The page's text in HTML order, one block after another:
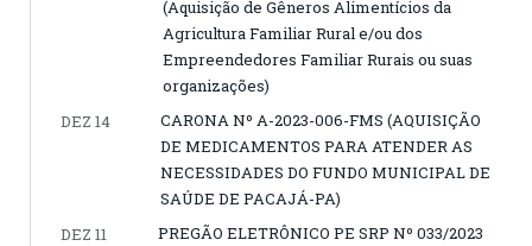
(Aquisição de Gêneros Alimentícios da
Agricultura Familiar Rural e/ou dos
Empreendedores Familiar Rurais ou suas
organizações)
DEZ 14
CARONA Nº A-2023-006-FMS (AQUISIÇÃO
DE MEDICAMENTOS PARA ATENDER AS
NECESSIDADES DO FUNDO MUNICIPAL DE
SAÚDE DE PACAJÁ-PA)
DEZ 11
PREGÃO ELETRÔNICO PE SRP Nº 033/2023